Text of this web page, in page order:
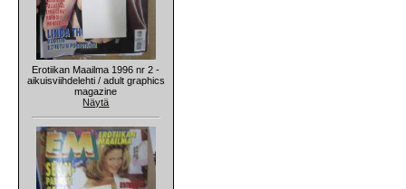
Erotiikan Maailma 1996 nr 2 -
aikuisviihdelehti / adult graphics
magazine
Näytä